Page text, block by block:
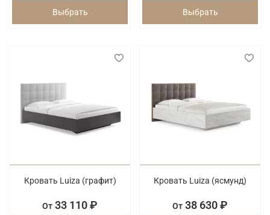
Выбрать Выбрать
Кровать Luiza (графит)
От 33 110 ₽
Кровать Luiza (ясмунд)
От 38 630 ₽